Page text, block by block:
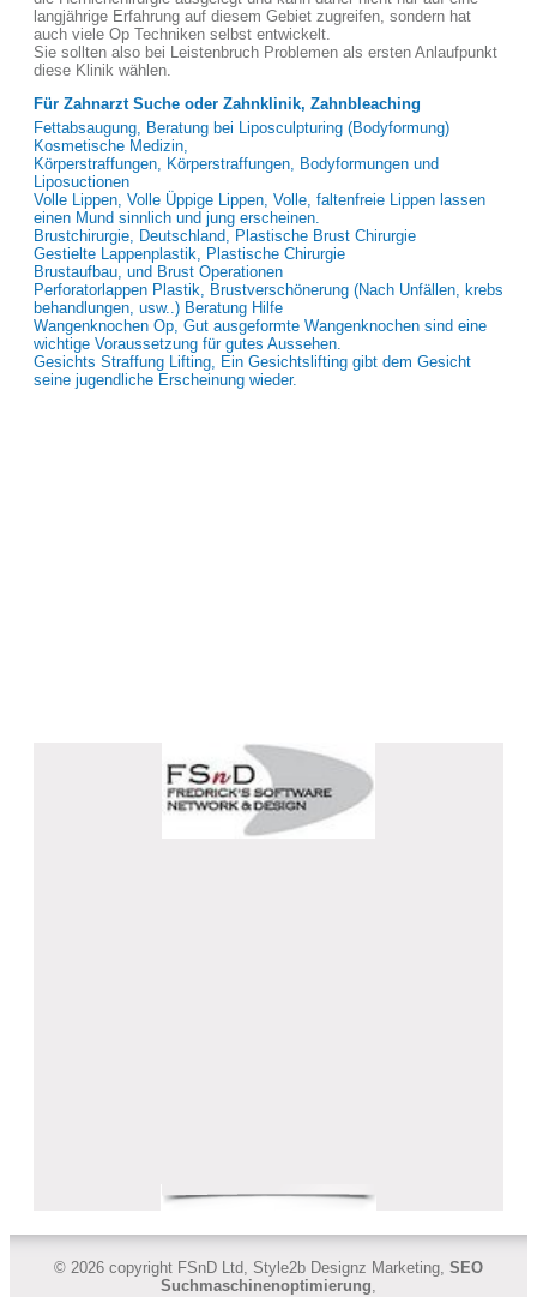
langjährige Erfahrung auf diesem Gebiet zugreifen, sondern hat
auch viele Op Techniken selbst entwickelt.
Sie sollten also bei Leistenbruch Problemen als ersten Anlaufpunkt
diese Klinik wählen.
Für Zahnarzt Suche oder Zahnklinik, Zahnbleaching
Fettabsaugung, Beratung bei Liposculpturing (Bodyformung)
Kosmetische Medizin,
Körperstraffungen, Körperstraffungen, Bodyformungen und
Liposuctionen
Volle Lippen, Volle Üppige Lippen, Volle, faltenfreie Lippen lassen
einen Mund sinnlich und jung erscheinen.
Brustchirurgie, Deutschland, Plastische Brust Chirurgie
Gestielte Lappenplastik, Plastische Chirurgie
Brustaufbau, und Brust Operationen
Perforatorlappen Plastik, Brustverschönerung (Nach Unfällen, krebs
behandlungen, usw..) Beratung Hilfe
Wangenknochen Op, Gut ausgeformte Wangenknochen sind eine
wichtige Voraussetzung für gutes Aussehen.
Gesichts Straffung Lifting, Ein Gesichtslifting gibt dem Gesicht
seine jugendliche Erscheinung wieder.
© 2026 copyright FSnD Ltd, Style2b Designz Marketing, SEO
Suchmaschinenoptimierung,